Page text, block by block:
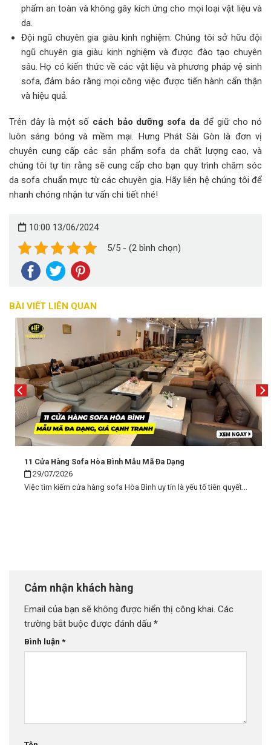
phẩm an toàn và không gây kích ứng cho mọi loại vật liệu và
da.
Đội ngũ chuyên gia giàu kinh nghiệm: Chúng tôi sở hữu đội
ngũ chuyên gia giàu kinh nghiệm và được đào tạo chuyên
sâu. Họ có kiến thức về các vật liệu và phương pháp vệ sinh
sofa, đảm bảo rằng mọi công việc được tiến hành cẩn thận
và hiệu quả.
Trên đây là một số cách bảo dưỡng sofa da để giữ cho nó
luôn sáng bóng và mềm mại. Hưng Phát Sài Gòn là đơn vị
chuyên cung cấp các sản phẩm sofa da chất lượng cao, và
chúng tôi tự tin rằng sẽ cung cấp cho bạn quy trình chăm sóc
da sofa chuẩn mực từ các chuyên gia. Hãy liên hệ chúng tôi để
nhanh chóng nhận tư vấn chi tiết nhé!
10:00 13/06/2024
5/5 - (2 bình chọn)
BÀI VIẾT LIÊN QUAN
11 Cửa Hàng Sofa Hòa Bình Mẫu Mã Đa Dạng
29/07/2026
Việc tìm kiếm cửa hàng sofa Hòa Bình uy tín là yếu tố tiên quyết...
Cảm nhận khách hàng
Email của bạn sẽ không được hiển thị công khai. Các
trường bắt buộc được đánh dấu *
Bình luận *